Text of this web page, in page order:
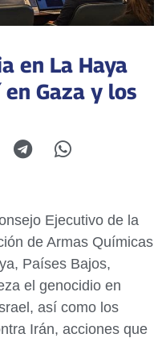
en La Haya
Gaza y los
Ejecutivo de la
de Armas Químicas
Países Bajos,
el genocidio en
así como los
Irán, acciones que